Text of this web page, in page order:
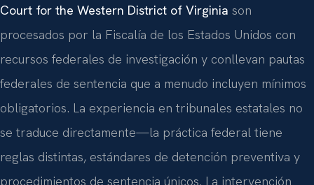
Court for the Western District of Virginia son
procesados por la Fiscalía de los Estados Unidos con
recursos federales de investigación y conllevan pautas
federales de sentencia que a menudo incluyen mínimos
obligatorios. La experiencia en tribunales estatales no
se traduce directamente—la práctica federal tiene
reglas distintas, estándares de detención preventiva y
procedimientos de sentencia únicos. La intervención